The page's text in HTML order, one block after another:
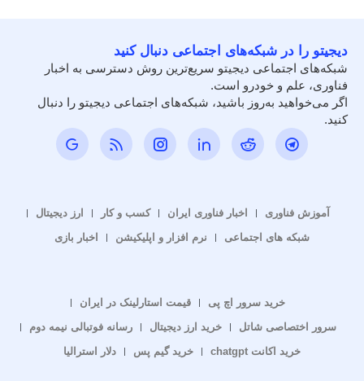
دیجیتو را در شبکه‌های اجتماعی دنبال کنید
شبکه‌های اجتماعی دیجیتو سریع‌ترین روش دسترسی به اخبار
فناوری، علم و خودرو است.
اگر می‌خواهید به‌روز باشید، شبکه‌های اجتماعی دیجیتو را دنبال
کنید.
آموزش فناوری اخبار فناوری ایران کسب و کار
ارز دیجیتال
شبکه های اجتماعی
نرم افزار و اپلیکیشن اخبار بازی
خرید سرور اچ پی
قیمت استارلینک در ایران
سرور اختصاصی شاتل
خرید ارز دیجیتال
رسانه فوتبالی نیمه دوم
خرید اکانت chatgpt
خرید گیم پس دلار استرالیا